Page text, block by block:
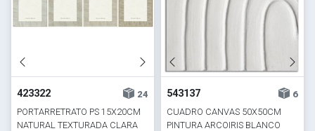
423322
24
PORTARRETRATO PS 15X20CM
NATURAL TEXTURADA CLARA
543137
6
CUADRO CANVAS 50X50CM
PINTURA ARCOIRIS BLANCO